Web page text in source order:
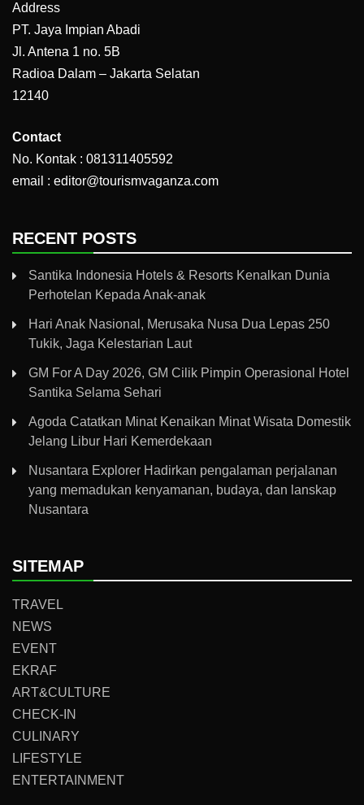
Address
PT. Jaya Impian Abadi
Jl. Antena 1 no. 5B
Radioa Dalam – Jakarta Selatan
12140
Contact
No. Kontak : 081311405592
email : editor@tourismvaganza.com
RECENT POSTS
Santika Indonesia Hotels & Resorts Kenalkan Dunia
Perhotelan Kepada Anak-anak
Hari Anak Nasional, Merusaka Nusa Dua Lepas 250
Tukik, Jaga Kelestarian Laut
GM For A Day 2026, GM Cilik Pimpin Operasional Hotel
Santika Selama Sehari
Agoda Catatkan Minat Kenaikan Minat Wisata Domestik
Jelang Libur Hari Kemerdekaan
Nusantara Explorer Hadirkan pengalaman perjalanan
yang memadukan kenyamanan, budaya, dan lanskap
Nusantara
SITEMAP
TRAVEL
NEWS
EVENT
EKRAF
ART&CULTURE
CHECK-IN
CULINARY
LIFESTYLE
ENTERTAINMENT